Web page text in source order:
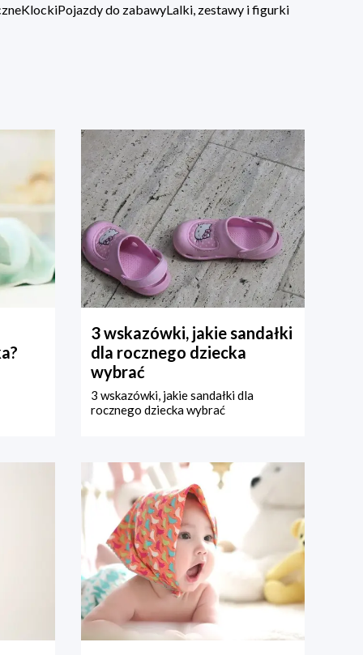
KlockiPojazdy do zabawyLalki, zestawy i figurki
3 wskazówki, jakie sandałki
dla rocznego dziecka
wybrać
3 wskazówki, jakie sandałki dla
rocznego dziecka wybrać